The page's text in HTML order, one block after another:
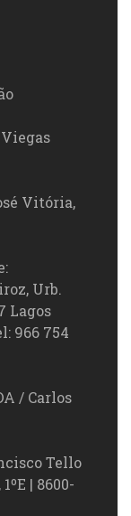
Vitória,
Urb.
Lagos
966 754
/ Carlos
Tello
| 8600-